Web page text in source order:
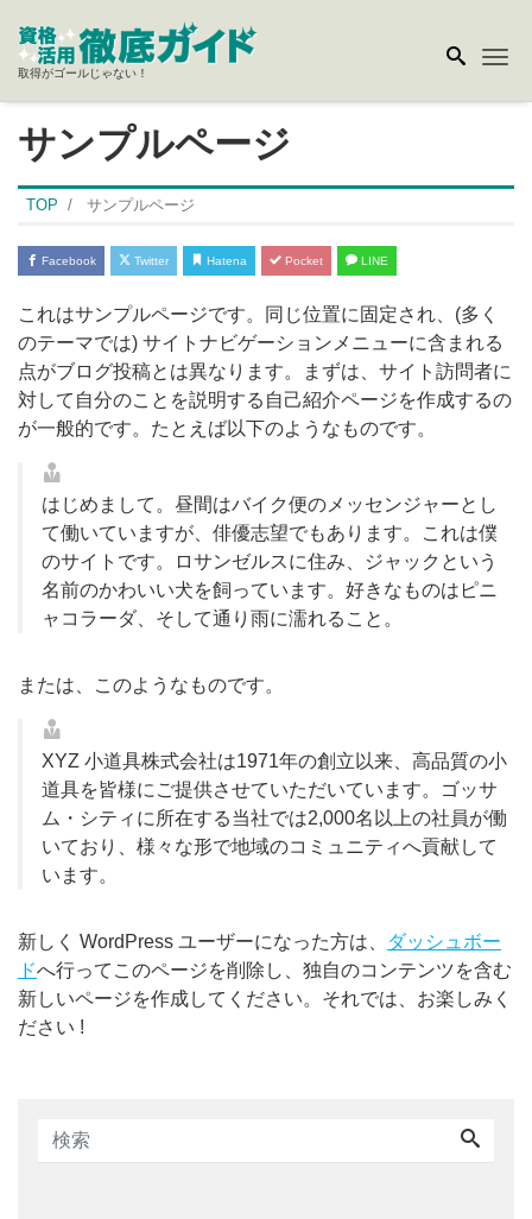
取得がゴールじゃない！
サンプルページ
TOP サンプルページ
Facebook Twitter Hatena Pocket LINE
これはサンプルページです。同じ位置に固定され、(多く
のテーマでは) サイトナビゲーションメニューに含まれる
点がブログ投稿とは異なります。まずは、サイト訪問者に
対して自分のことを説明する自己紹介ページを作成するの
が一般的です。たとえば以下のようなものです。
はじめまして。昼間はバイク便のメッセンジャーとし
て働いていますが、俳優志望でもあります。これは僕
のサイトです。ロサンゼルスに住み、ジャックという
名前のかわいい犬を飼っています。好きなものはピニ
ャコラーダ、そして通り雨に濡れること。
または、このようなものです。
XYZ 小道具株式会社は1971年の創立以来、高品質の小
道具を皆様にご提供させていただいています。ゴッサ
ム・シティに所在する当社では2,000名以上の社員が働
いており、様々な形で地域のコミュニティへ貢献して
います。
新しく WordPress ユーザーになった方は、
ダッシュボー
ドへ行ってこのページを削除し、独自のコンテンツを含む
新しいページを作成してください。それでは、お楽しみく
ださい !